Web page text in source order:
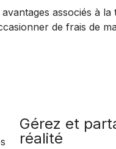
associés à
de frais de
Gérez et
réalité